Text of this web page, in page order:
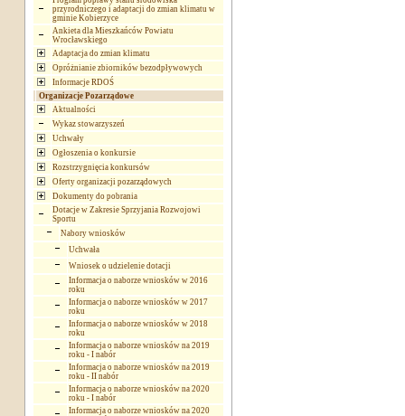
przyrodniczego i adaptacji do zmian klimatu w
gminie Kobierzyce
Ankieta dla Mieszkańców Powiatu
Wrocławskiego
Adaptacja do zmian klimatu
Opróżnianie zbiorników bezodpływowych
Informacje RDOŚ
Organizacje Pozarządowe
Aktualności
Wykaz stowarzyszeń
Uchwały
Ogłoszenia o konkursie
Rozstrzygnięcia konkursów
Oferty organizacji pozarządowych
Dokumenty do pobrania
Dotacje w Zakresie Sprzyjania Rozwojowi
Sportu
Nabory wniosków
Uchwała
Wniosek o udzielenie dotacji
Informacja o naborze wniosków w 2016
roku
Informacja o naborze wniosków w 2017
roku
Informacja o naborze wniosków w 2018
roku
Informacja o naborze wniosków na 2019
roku - I nabór
Informacja o naborze wniosków na 2019
roku - II nabór
Informacja o naborze wniosków na 2020
roku - I nabór
Informacja o naborze wniosków na 2020